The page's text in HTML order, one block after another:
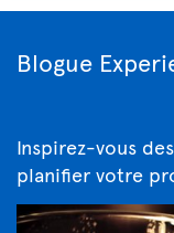
Blogue
Inspirez-vous
planifier votre